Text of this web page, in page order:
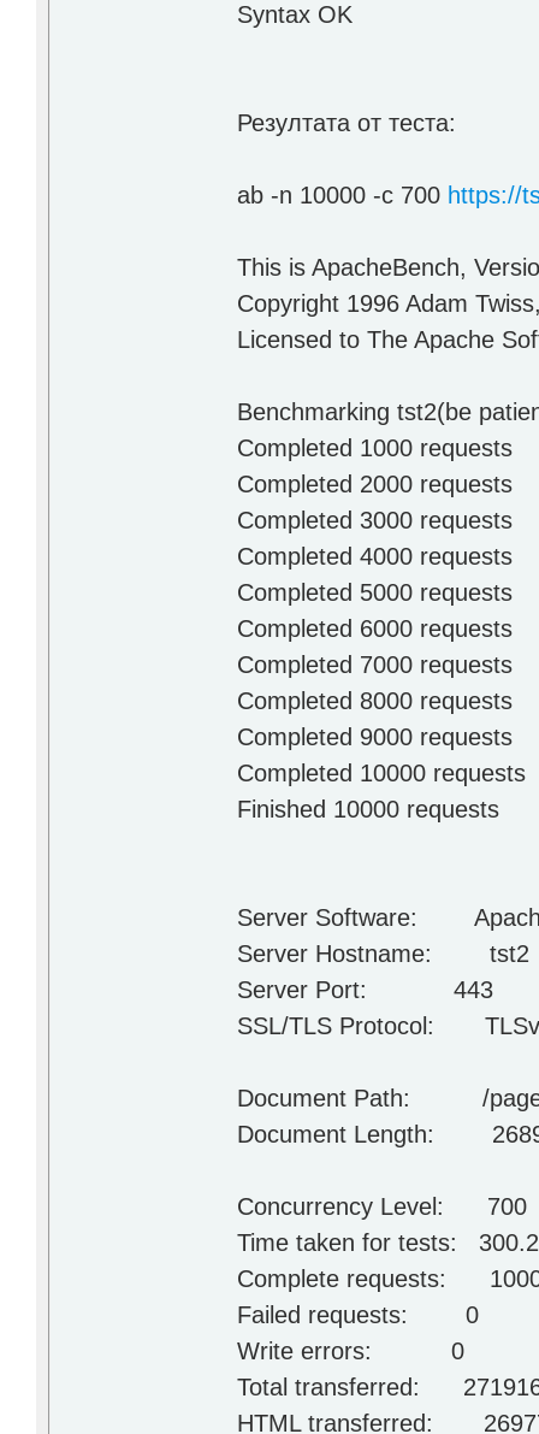
Syntax OK
Резултата от теста:
ab -n 10000 -c 700 https://
This is ApacheBench,
Copyright 1996 Adam
Licensed to The Apache
Benchmarking tst2(be
Completed 1000 requests
Completed 2000 requests
Completed 3000 requests
Completed 4000 requests
Completed 5000 requests
Completed 6000 requests
Completed 7000 requests
Completed 8000 requests
Completed 9000 requests
Completed 10000 requests
Finished 10000 requests
Server Software:
Server Hostname: tst2
Server Port: 443
SSL/TLS Protocol:
Document Path: /page/
Document Length:
Concurrency Level: 700
Time taken for tests:
Complete requests:
Failed requests: 0
Write errors: 0
Total transferred:
HTML transferred: